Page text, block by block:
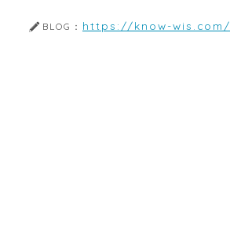
BLOG： https://know-wis.com/